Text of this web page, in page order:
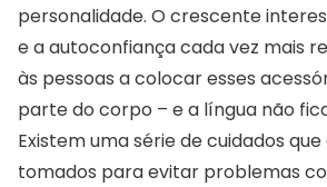
personalidade. O crescente
e a autoconfiança cada vez mais
às pessoas a colocar esses
parte do corpo – e a língua não
Existem uma série de cuidados
tomados para evitar problemas